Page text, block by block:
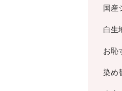
国産
白生
お恥
染め